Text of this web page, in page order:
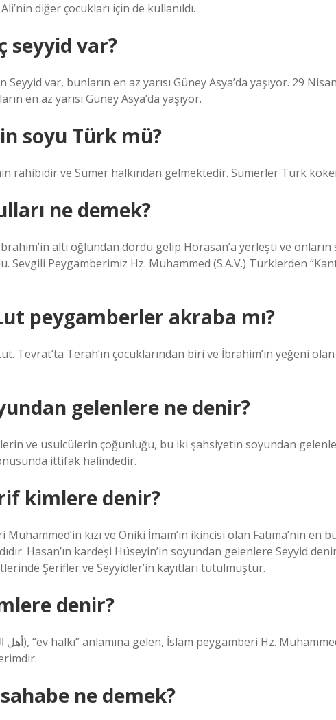
diğer çocukları için de kullanıldı.
seyyid var?
var, bunların en az yarısı Güney Asya’da yaşıyor. 29
en az yarısı Güney Asya’da yaşıyor.
soyu Türk mü?
rahibidir ve Sümer halkından gelmektedir. Sümerler Türk
ne demek?
altı oğlundan dördü gelip Horasan’a yerleşti ve
Sevgili Peygamberimiz Hz. Muhammed (S.A.V.) Türklerden
peygamberler akraba mı?
Tevrat’ta Terah’ın çocuklarından biri ve İbrahim’in yeğeni
gelenlere ne denir?
ve usulcülerin çoğunluğu, bu iki şahsiyetin soyundan
ittifak halindedir.
kimlere denir?
kızı ve Oniki İmam’ın ikincisi olan Fatıma’nın en
Hasan’ın kardeşi Hüseyin’in soyundan gelenlere Seyyid
Şerifler ve Seyyidler’in kayıtları tutulmuştur.
denir?
ne demek?